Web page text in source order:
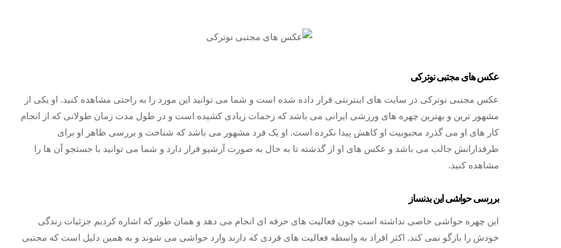
عکس های مجتبی نوترکی
عکس مجتبی نوترکی در سایت های اینترنتی قرار داده شده است و شما می توانید این مورد را به راحتی مشاهده کنید. او یکی از
مشهور ترین و بهترین چهره های ورزشی ایرانی می باشد که زحمات زیادی کشیده است و در طول مدت زمان طولانی که از انجام
کار های او می گذرد محبوبیت او کاهش پیدا نکرده است. او یک فرد مشهور می باشد که شناخت و بررسی ظاهر او برای
طرفدارانش جالب می باشد و عکس های او از گذشته تا به حال به صورت آرشیو قرار دارد و شما می توانید با جستجو آن ها را
مشاهده کنید.
بررسی حواشی این بدنساز
این چهره حواشی خاصی نداشته است چون فعالیت های حرفه ای انجام می دهد و همان طور که اشاره کردیم جزئیات زندگی
خودش را بازگو نمی کند. اکثر افراد به واسطه فعالیت های فردی که دارند وارد حواشی می شوند و به همین دلیل است که مجتبی